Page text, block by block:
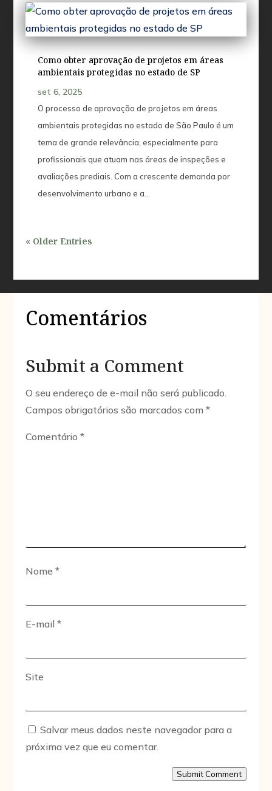
Como obter aprovação de projetos em áreas
ambientais protegidas no estado de SP
set 6, 2025
O processo de aprovação de projetos em áreas
ambientais protegidas no estado de São Paulo é um
tema de grande relevância, especialmente para
profissionais que atuam nas áreas de inspeções e
avaliações prediais. Com a crescente demanda por
desenvolvimento urbano e a...
« Older Entries
Comentários
Submit a Comment
O seu endereço de e-mail não será publicado.
Campos obrigatórios são marcados com*
Comentário*
Nome*
E-mail*
Site
Salvar meus dados neste navegador para a
próxima vez que eu comentar.
Submit Comment